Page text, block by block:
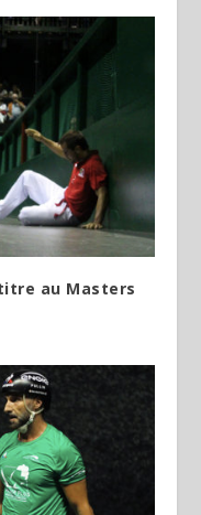
au Masters